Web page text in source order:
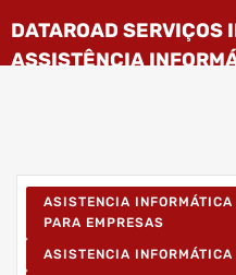
ASISTENCIA
PARA EMPRESAS
ASISTENCIA